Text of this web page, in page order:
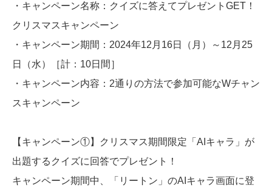
・キャンペーン名称：クイズに答えてプレゼントGET！
クリスマスキャンペーン
・キャンペーン期間：2024年12月16日（月）～12月25
日（水）［計：10日間］
・キャンペーン内容：2通りの方法で参加可能なWチャン
スキャンペーン
【キャンペーン①】クリスマス期間限定「AIキャラ」が
出題するクイズに回答でプレゼント！
キャンペーン期間中、「リートン」のAIキャラ画面に登